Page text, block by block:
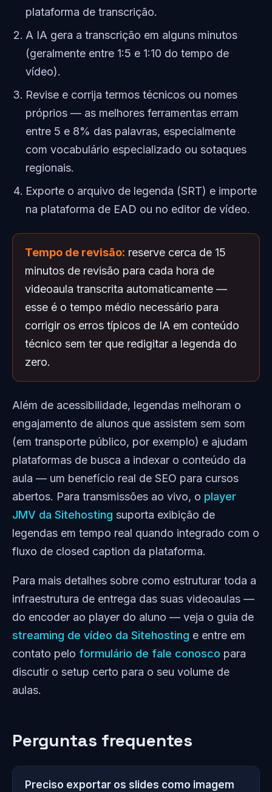
plataforma de transcrição.
A IA gera a transcrição em alguns minutos
(geralmente entre 1:5 e 1:10 do tempo de
vídeo).
Revise e corrija termos técnicos ou nomes
próprios — as melhores ferramentas erram
entre 5 e 8% das palavras, especialmente
com vocabulário especializado ou sotaques
regionais.
Exporte o arquivo de legenda (SRT) e importe
na plataforma de EAD ou no editor de vídeo.
Tempo de revisão: reserve cerca de 15
minutos de revisão para cada hora de
videoaula transcrita automaticamente —
esse é o tempo médio necessário para
corrigir os erros típicos de IA em conteúdo
técnico sem ter que redigitar a legenda do
zero.
Além de acessibilidade, legendas melhoram o
engajamento de alunos que assistem sem som
(em transporte público, por exemplo) e ajudam
plataformas de busca a indexar o conteúdo da
aula — um benefício real de SEO para cursos
abertos. Para transmissões ao vivo, o player
JMV da Sitehosting suporta exibição de
legendas em tempo real quando integrado com o
fluxo de closed caption da plataforma.
Para mais detalhes sobre como estruturar toda a
infraestrutura de entrega das suas videoaulas —
do encoder ao player do aluno — veja o guia de
streaming de vídeo da Sitehosting e entre em
contato pelo formulário de fale conosco para
discutir o setup certo para o seu volume de
aulas.
Perguntas frequentes
Preciso exportar os slides como imagem